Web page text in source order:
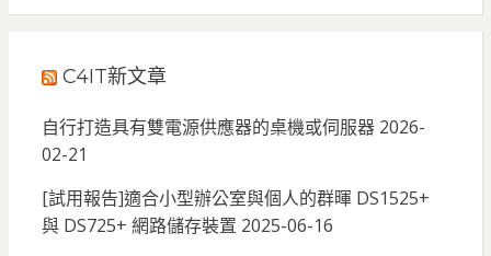
C4IT新文章
自行打造具有雙電源供應器的桌機或伺服器 2026-
02-21
[試用報告]適合小型辦公室與個人的群暉 DS1525+
與 DS725+ 網路儲存裝置 2025-06-16